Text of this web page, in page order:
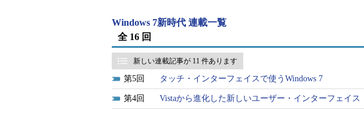
行に際しては、別のコンピュータ、あるいは一度ハードデ
ィスクをフォーマットしてからOSの入れ替えを行う必要が
ある。そして、文書ファイルや設定情報などといったユー
ザー環境の移行作業も必須となる。
ところがWindows OSのバージョンが変わる場合には、
Windows 7新時代 連載一覧
全 16 回
新しい連載記事が 11 件あります
5 タッチ・インターフェイスで使うWindows 7
4 Vistaから進化した新しいユーザー・インターフェイス